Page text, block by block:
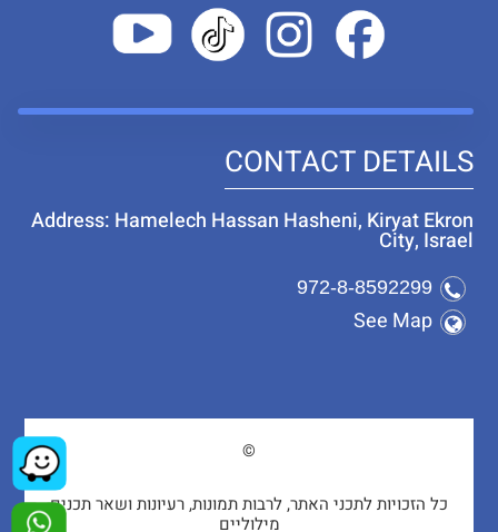
CONTACT DETAILS
Address: Hamelech Hassan Hasheni, Kiryat Ekron
City, Israel
972-8-8592299
See Map
©
כל הזכויות לתכני האתר, לרבות תמונות, רעיונות ושאר תכנים
מילוליים